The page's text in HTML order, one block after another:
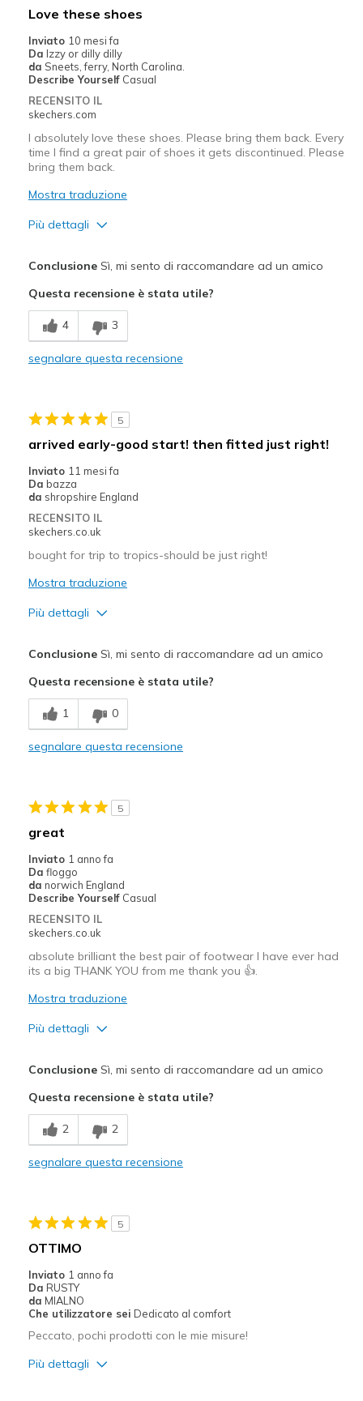
Love these shoes
Inviato 10 mesi fa
Da Izzy or dilly dilly
da Sneets, ferry, North Carolina.
Describe Yourself Casual
RECENSITO IL
skechers.com
I absolutely love these shoes. Please bring them back. Every
time I find a great pair of shoes it gets discontinued. Please
bring them back.
Mostra traduzione
Più dettagli
Breathe Well
Comfortable
Migliori Utilizzi:
Going Out
Special Occasions
Travel
Width
Sizing
ConclusioneSì, mi sento di raccomandare ad un amico
Questa recensione è stata utile?
4 3
segnalare questa recensione
5
arrived early-good start! then fitted just right!
Inviato 11 mesi fa
Da bazza
da shropshire England
RECENSITO IL
skechers.co.uk
bought for trip to tropics-should be just right!
Mostra traduzione
Più dettagli
Sizing
Feels true to size
View On Shoes
Shoes are for Wearing
ConclusioneSì, mi sento di raccomandare ad un amico
Questa recensione è stata utile?
1 0
segnalare questa recensione
5
great
Inviato 1 anno fa
Da floggo
da norwich England
Describe Yourself Casual
RECENSITO IL
skechers.co.uk
absolute brilliant the best pair of footwear I have ever had
its a big THANK YOU from me thank you 👍.
Mostra traduzione
Più dettagli
Breathe Well
Comfortable
Migliori Utilizzi:
Travel
Width
Feels true to width
View On Shoes
ConclusioneSì, mi sento di raccomandare ad un amico
Questa recensione è stata utile?
2 2
segnalare questa recensione
5
OTTIMO
Inviato 1 anno fa
Da RUSTY
da MIALNO
Che utilizzatore sei Dedicato al comfort
Peccato, pochi prodotti con le mie misure!
Più dettagli